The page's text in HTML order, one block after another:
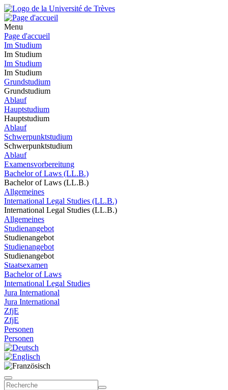
Menu
Page d'accueil
Im Studium
Im Studium
Im Studium
Im Studium
Grundstudium
Grundstudium
Ablauf
Hauptstudium
Hauptstudium
Ablauf
Schwerpunktstudium
Schwerpunktstudium
Ablauf
Examensvorbereitung
Bachelor of Laws (LL.B.)
Bachelor of Laws (LL.B.)
Allgemeines
International Legal Studies (LL.B.)
International Legal Studies (LL.B.)
Allgemeines
Studienangebot
Studienangebot
Studienangebot
Studienangebot
Staatsexamen
Bachelor of Laws
International Legal Studies
Jura International
Jura International
ZfjE
ZfjE
Personen
Personen